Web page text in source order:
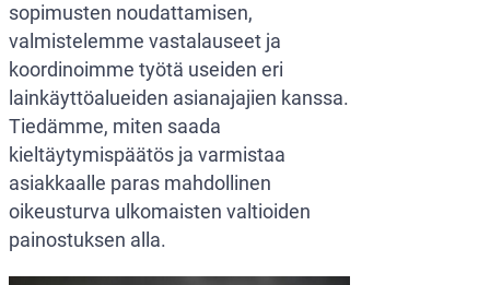
sopimusten noudattamisen,
valmistelemme vastalauseet ja
koordinoimme työtä useiden eri
lainkäyttöalueiden asianajajien kanssa.
Tiedämme, miten saada
kieltäytymispäätös ja varmistaa
asiakkaalle paras mahdollinen
oikeusturva ulkomaisten valtioiden
painostuksen alla.